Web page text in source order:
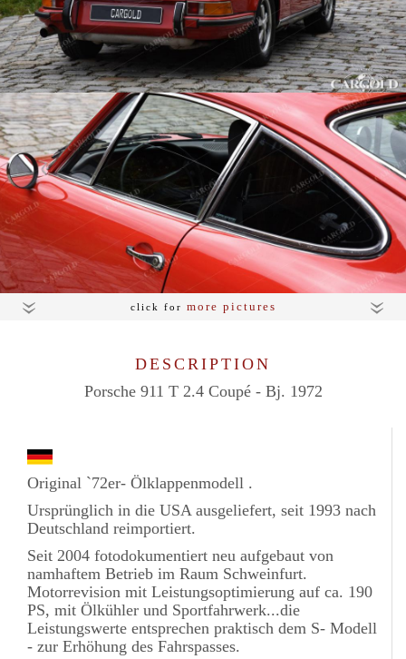
click for more pictures
DESCRIPTION
Porsche 911 T 2.4 Coupé - Bj. 1972
Original `72er- Ölklappenmodell .
Ursprünglich in die USA ausgeliefert, seit 1993 nach
Deutschland reimportiert.
Seit 2004 fotodokumentiert neu aufgebaut von
namhaftem Betrieb im Raum Schweinfurt.
Motorrevision mit Leistungsoptimierung auf ca. 190
PS, mit Ölkühler und Sportfahrwerk...die
Leistungswerte entsprechen praktisch dem S- Modell
- zur Erhöhung des Fahrspasses.